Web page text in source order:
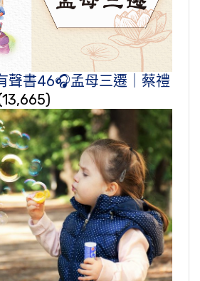
聲書46🎧孟母三遷｜蔡禮